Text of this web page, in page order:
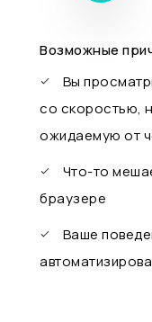
Возможные
Вы
со скоростью,
ожидаемую от
Что-то
браузере
Ваше